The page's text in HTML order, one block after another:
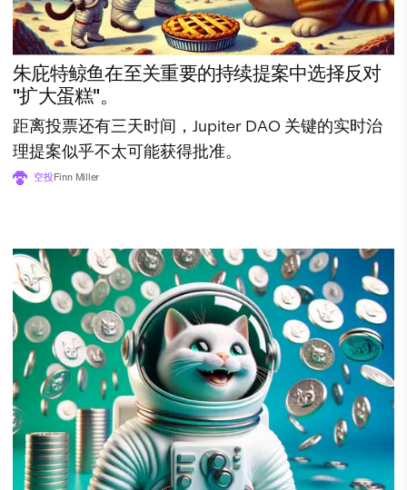
朱庇特鲸鱼在至关重要的持续提案中选择反对
"扩大蛋糕"。
距离投票还有三天时间，Jupiter DAO 关键的实时治
理提案似乎不太可能获得批准。
空投Finn Miller